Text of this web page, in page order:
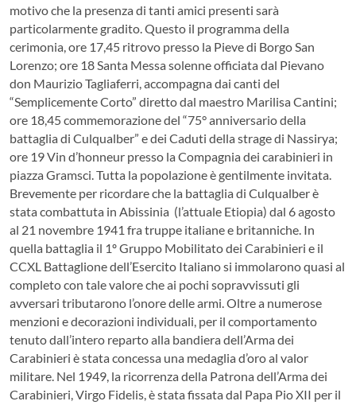
motivo che la presenza di tanti amici presenti sarà
particolarmente gradito. Questo il programma della
cerimonia, ore 17,45 ritrovo presso la Pieve di Borgo San
Lorenzo; ore 18 Santa Messa solenne officiata dal Pievano
don Maurizio Tagliaferri, accompagna dai canti del
“Semplicemente Corto” diretto dal maestro Marilisa Cantini;
ore 18,45 commemorazione del “75° anniversario della
battaglia di Culqualber” e dei Caduti della strage di Nassirya;
ore 19 Vin d’honneur presso la Compagnia dei carabinieri in
piazza Gramsci. Tutta la popolazione è gentilmente invitata.
Brevemente per ricordare che la battaglia di Culqualber è
stata combattuta in Abissinia (l’attuale Etiopia) dal 6 agosto
al 21 novembre 1941 fra truppe italiane e britanniche. In
quella battaglia il 1º Gruppo Mobilitato dei Carabinieri e il
CCXL Battaglione dell’Esercito Italiano si immolarono quasi al
completo con tale valore che ai pochi sopravvissuti gli
avversari tributarono l’onore delle armi. Oltre a numerose
menzioni e decorazioni individuali, per il comportamento
tenuto dall’intero reparto alla bandiera dell’Arma dei
Carabinieri è stata concessa una medaglia d’oro al valor
militare. Nel 1949, la ricorrenza della Patrona dell’Arma dei
Carabinieri, Virgo Fidelis, è stata fissata dal Papa Pio XII per il